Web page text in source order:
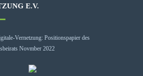
E.V.